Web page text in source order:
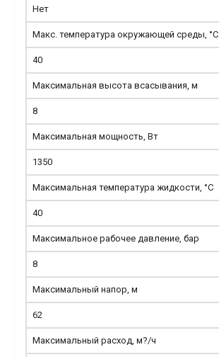
Нет
Макс. температура окружающей среды, °С
40
Максимальная высота всасывания, м
8
Максимальная мощность, Вт
1350
Максимальная температура жидкости, °С
40
Максимальное рабочее давление, бар
8
Максимальный напор, м
62
Максимальный расход, м?/ч